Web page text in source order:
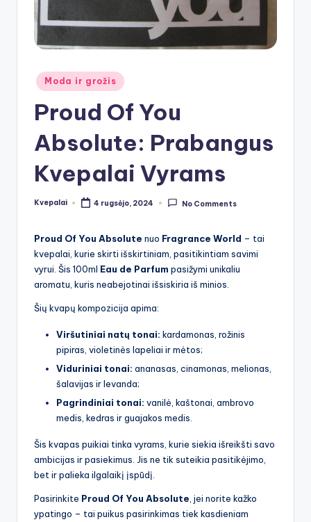
Posted
in
Moda ir grožis
Proud Of You
Absolute: Prabangus
Kvepalai Vyrams
Posted
Kvepalai 4 rugsėjo, 2024 No Comments
Proud Of You Absolute nuo Fragrance World – tai
kvepalai, kurie skirti išskirtiniam, pasitikintiam savimi
vyrui. Šis 100ml Eau de Parfum pasižymi unikaliu
aromatu, kuris neabejotinai išsiskiria iš minios.
Šių kvapų kompozicija apima:
Viršutiniai natų tonai: kardamonas, rožinis
pipiras, violetinės lapeliai ir mėtos;
Viduriniai tonai: ananasas, cinamonas, melionas,
šalavijas ir levanda;
Pagrindiniai tonai: vanilė, kaštonai, ambrovo
medis, kedras ir guajakos medis.
Šis kvapas puikiai tinka vyrams, kurie siekia išreikšti savo
ambicijas ir pasiekimus. Jis ne tik suteikia pasitikėjimo,
bet ir palieka ilgalaikį įspūdį.
Pasirinkite Proud Of You Absolute , jei norite kažko
ypatingo – tai puikus pasirinkimas tiek kasdieniam